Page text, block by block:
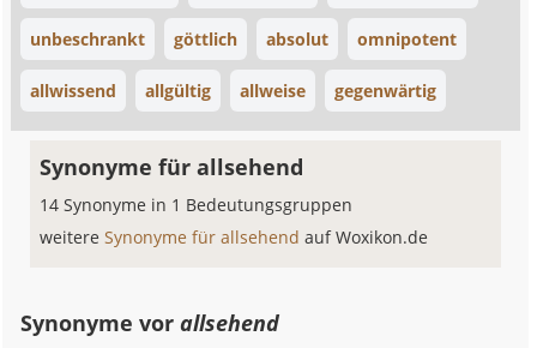
unbeschrankt göttlich absolut omnipotent
allwissend allgültig allweise gegenwärtig
Synonyme für allsehend
14 Synonyme in 1 Bedeutungsgruppen
weitereSynonyme für allsehendauf Woxikon.de
Synonyme vorallsehend